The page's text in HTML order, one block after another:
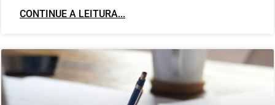
CONTINUE A LEITURA...